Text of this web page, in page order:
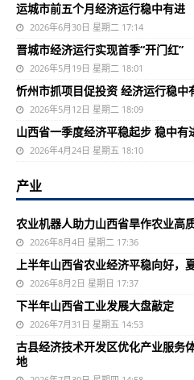
运城市前五个月经济运行稳中有进
2026年6月30日 星期二 17:14
晋城市经济运行实现首季“开门红”
2026年5月19日 星期二 18:01
忻州市抓项目促投资 经济运行稳中
2026年5月12日 星期二 18:09
山西省一季度经济平稳起步 稳中有
2026年4月24日 星期五 18:10
产业
农业机器人助力山西省旱作农业高
2026年8月4日 星期二 17:36
上半年山西省农业经济平稳向好，
2026年8月2日 星期日 17:37
下半年山西省工业发展大盘敲定
2026年7月31日 星期五 14:53
古县经济技术开发区优化产业服务
地